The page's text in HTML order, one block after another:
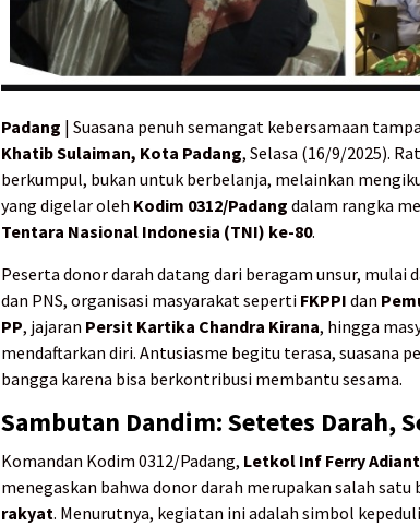
Padang | Suasana penuh semangat kebersamaan
Khatib Sulaiman, Kota Padang, Selasa (16/9/2025).
berkumpul, bukan untuk berbelanja, melainkan
yang digelar oleh Kodim 0312/Padang dalam rangka
Tentara Nasional Indonesia (TNI) ke-80.
Peserta donor darah datang dari beragam unsur, mulai
dan PNS, organisasi masyarakat seperti FKPPI dan
PP, jajaran Persit Kartika Chandra Kirana, hingga
mendaftarkan diri. Antusiasme begitu terasa, suasana
bangga karena bisa berkontribusi membantu sesama.
Sambutan Dandim: Setetes Darah,
Komandan Kodim 0312/Padang, Letkol Inf Ferry
menegaskan bahwa donor darah merupakan salah satu
rakyat. Menurutnya, kegiatan ini adalah simbol